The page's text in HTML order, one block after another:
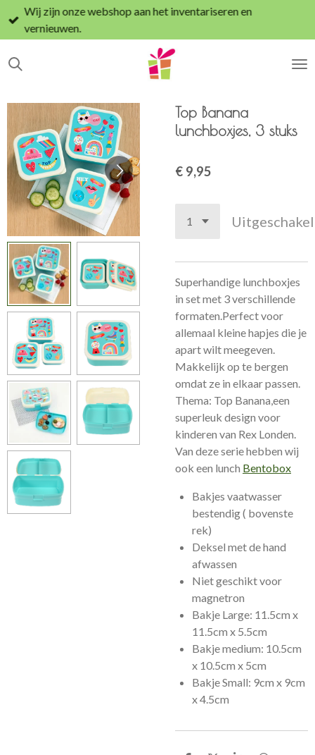
Ga
direct
de
Wij zijn onze webshop aan het inventariseren en
vernieuwen.
Top Banana
lunchboxjes, 3 stuks
€ 9,95
Superhandige lunchboxjes
in set met 3 verschillende
formaten.Perfect voor
allemaal kleine hapjes die je
apart wilt meegeven.
Makkelijk op te bergen
omdat ze in elkaar passen.
Thema: Top Banana,een
superleuk design voor
kinderen van Rex Londen.
Van deze serie hebben wij
ook een lunch Bentobox
Bakjes vaatwasser
bestendig ( bovenste
rek)
Deksel met de hand
afwassen
Niet geschikt voor
magnetron
Bakje Large: 11.5cm x
11.5cm x 5.5cm
Bakje medium: 10.5cm
x 10.5cm x 5cm
Bakje Small: 9cm x 9cm
x 4.5cm